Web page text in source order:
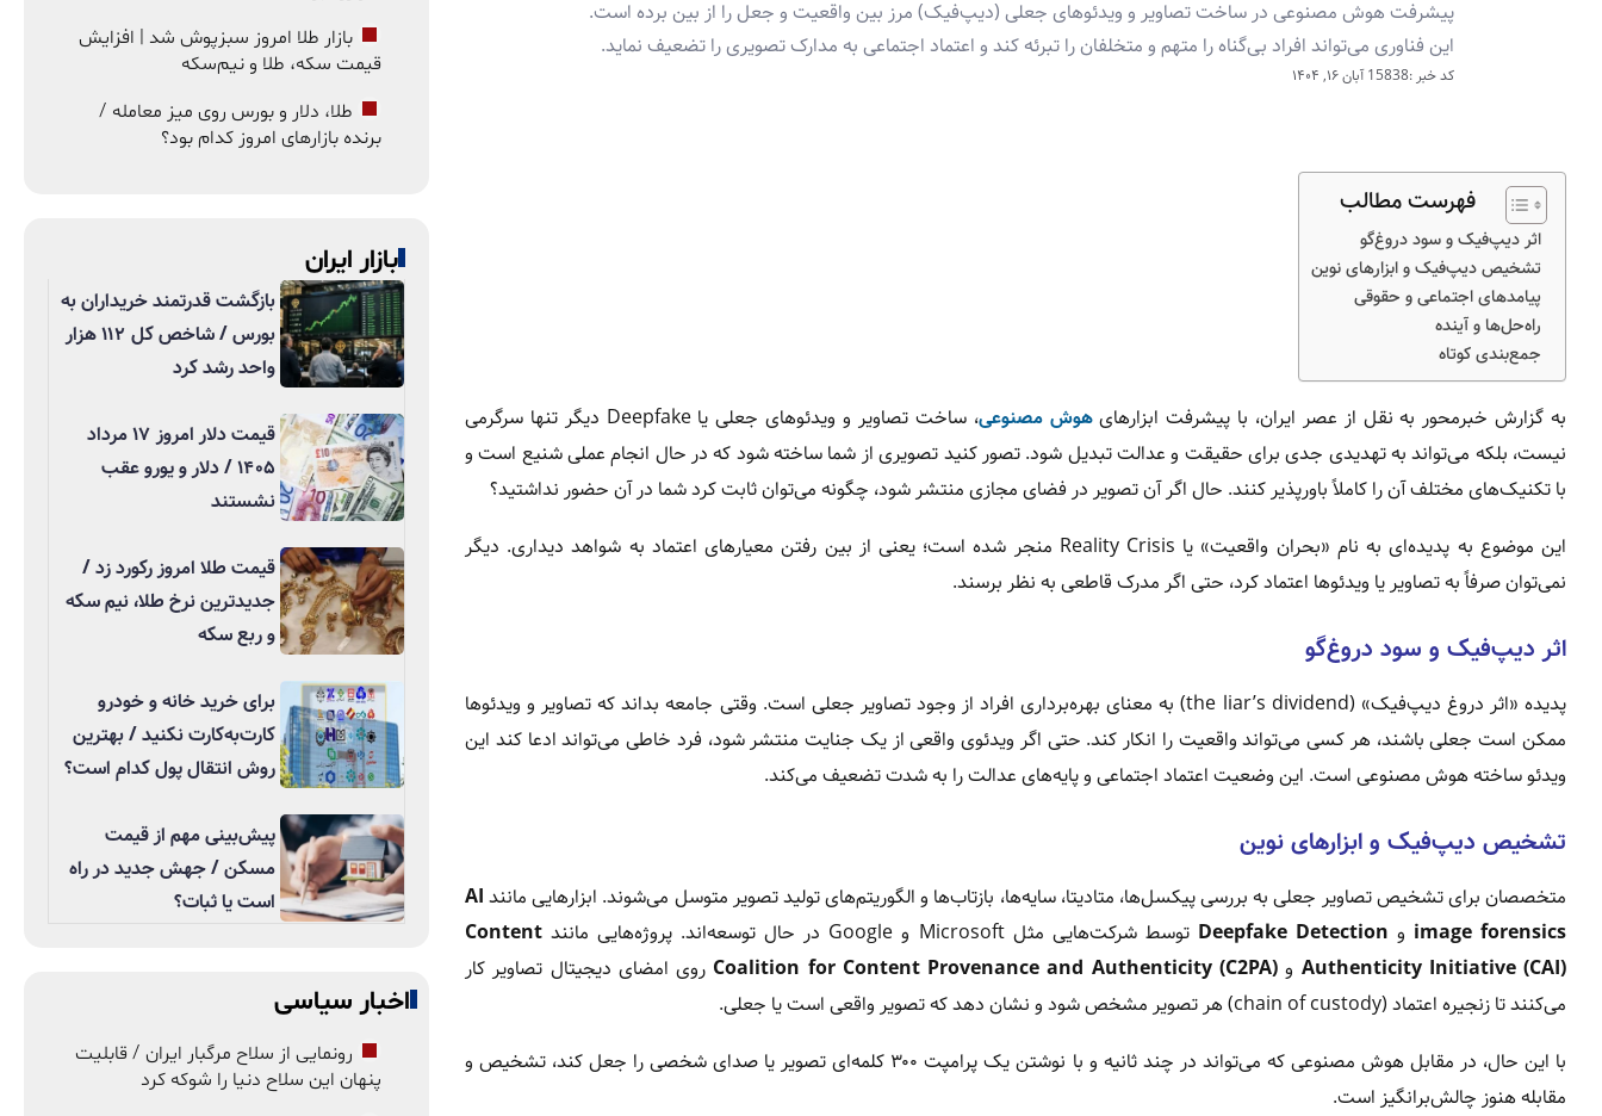
پیشرفت هوش مصنوعی در ساخت تصاویر و ویدئوهای جعلی (دیپ‌فیک) مرز بین واقعیت و جعل را از بین برده است.
این فناوری می‌تواند افراد بی‌گناه را متهم و متخلفان را تبرئه کند و اعتماد اجتماعی به مدارک تصویری را تضعیف نماید.
کد خبر :15838 آبان ۱۶, ۱۴۰۴
فهرست مطالب
اثر دیپ‌فیک و سود دروغ‌گو
تشخیص دیپ‌فیک و ابزارهای نوین
پیامدهای اجتماعی و حقوقی
راه‌حل‌ها و آینده
جمع‌بندی کوتاه
به گزارش خبرمحور به نقل از عصر ایران، با پیشرفت ابزارهایهوش مصنوعی
، ساخت تصاویر و ویدئوهای جعلی یا Deepfake دیگر تنها سرگرمی
نیست، بلکه می‌تواند به تهدیدی جدی برای حقیقت و عدالت تبدیل شود. تصور کنید تصویری از شما ساخته شود که در حال انجام عملی شنیع است و
با تکنیک‌های مختلف آن را کاملاً باورپذیر کنند. حال اگر آن تصویر در فضای مجازی منتشر شود، چگونه می‌توان ثابت کرد شما در آن حضور نداشتید؟
این موضوع به پدیده‌ای به نام «بحران واقعیت» یا Reality Crisis منجر شده است؛ یعنی از بین رفتن معیارهای اعتماد به شواهد دیداری. دیگر
نمی‌توان صرفاً به تصاویر یا ویدئوها اعتماد کرد، حتی اگر مدرک قاطعی به نظر برسند.
اثر دیپ‌فیک و سود دروغ‌گو
پدیده «اثر دروغ دیپ‌فیک» (the liar’s dividend) به معنای بهره‌برداری افراد از وجود تصاویر جعلی است. وقتی جامعه بداند که تصاویر و ویدئوها
ممکن است جعلی باشند، هر کسی می‌تواند واقعیت را انکار کند. حتی اگر ویدئوی واقعی از یک جنایت منتشر شود، فرد خاطی می‌تواند ادعا کند این
ویدئو ساخته هوش مصنوعی است. این وضعیت اعتماد اجتماعی و پایه‌های عدالت را به شدت تضعیف می‌کند.
تشخیص دیپ‌فیک و ابزارهای نوین
متخصصان برای تشخیص تصاویر جعلی به بررسی پیکسل‌ها، متادیتا، سایه‌ها، بازتاب‌ها و الگوریتم‌های تولید تصویر متوسل می‌شوند. ابزارهایی مانند AI
image forensics و Deepfake Detection توسط شرکت‌هایی مثل Microsoft و Google در حال توسعه‌اند. پروژه‌هایی مانند
Content
Authenticity Initiative (CAI) وCoalition for Content Provenance and Authenticity (C2PA) روی امضای دیجیتال تصاویر کار
می‌کنند تا زنجیره اعتماد (chain of custody) هر تصویر مشخص شود و نشان دهد که تصویر واقعی است یا جعلی.
با این حال، در مقابل هوش مصنوعی که می‌تواند در چند ثانیه و با نوشتن یک پرامپت ۳۰۰ کلمه‌ای تصویر یا صدای شخصی را جعل کند، تشخیص و
مقابله هنوز چالش‌برانگیز است.
بازار طلا امروز سبزپوش شد | افزایش
قیمت سکه، طلا و نیم‌سکه
طلا، دلار و بورس روی میز معامله /
برنده بازارهای امروز کدام بود؟
بازار ایران
بازگشت قدرتمند خریداران به
بورس / شاخص کل ۱۱۲ هزار
واحد رشد کرد
قیمت دلار امروز ۱۷ مرداد
۱۴۰۵ / دلار و یورو عقب
نشستند
قیمت طلا امروز رکورد زد /
جدیدترین نرخ طلا، نیم سکه
و ربع سکه
برای خرید خانه و خودرو
کارت‌به‌کارت نکنید / بهترین
روش انتقال پول کدام است؟
پیش‌بینی مهم از قیمت
مسکن / جهش جدید در راه
است یا ثبات؟
اخبار سیاسی
رونمایی از سلاح مرگبار ایران / قابلیت
پنهان این سلاح دنیا را شوکه کرد